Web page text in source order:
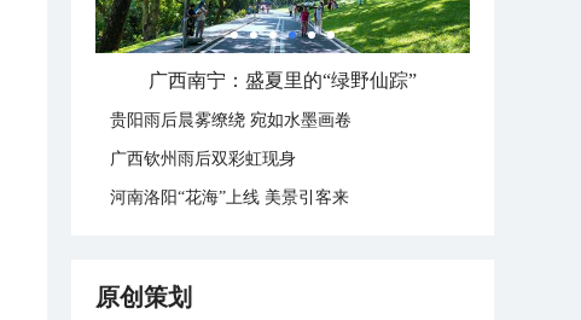
广西南宁：盛夏里的“绿野仙踪”
贵阳雨后晨雾缭绕 宛如水墨画卷
广西钦州雨后双彩虹现身
河南洛阳“花海”上线 美景引客来
原创策划